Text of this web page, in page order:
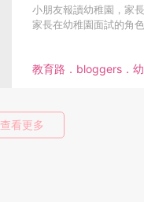
小朋友報讀幼稚園，家
家長在幼稚園面試的角
查看更多